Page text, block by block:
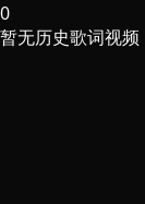
0
暂无历史歌词视频